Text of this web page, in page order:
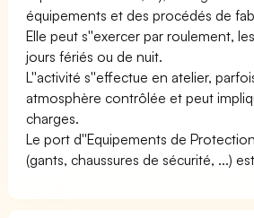
équipements et des procédés de
Elle peut s''exercer par roulement,
jours fériés ou de nuit.
L''activité s''effectue en atelier,
atmosphère contrôlée et peut
charges.
Le port d''Equipements de
(gants, chaussures de sécurité, ...)